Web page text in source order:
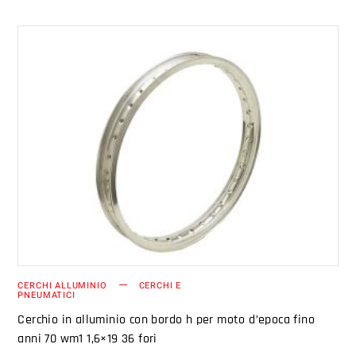
AGGIUNGI AL CARRELLO
CERCHI ALLUMINIO CERCHI E
PNEUMATICI
Cerchio in alluminio con bordo h per moto d’epoca fino
anni 70 wm1 1,6×19 36 fori